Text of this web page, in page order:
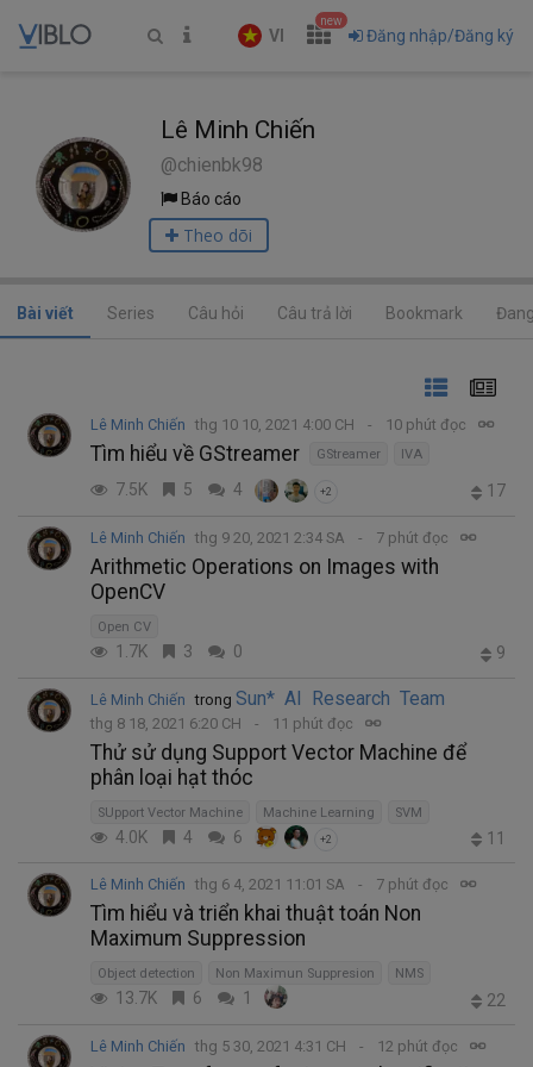
VI
new
Đăng nhập/Đăng ký
Lê Minh Chiến
@chienbk98
Báo cáo
Theo dõi
Bài viết Series Câu hỏi Câu trả lời Bookmark
Lê Minh Chiến thg 10 10, 2021 4:00 CH 10 phút đọc
Tìm hiểu về GStreamer GStreamer IVA
7.5K 5 4 +2 17
Lê Minh Chiến thg 9 20, 2021 2:34 SA 7 phút đọc
Arithmetic Operations on Images with
OpenCV
Open CV
1.7K 3 0 9
Lê Minh Chiến trong Sun* AI Research Team
thg 8 18, 2021 6:20 CH 11 phút đọc
Thử sử dụng Support Vector Machine để
phân loại hạt thóc
SUpport Vector Machine Machine Learning SVM
4.0K 4 6 +2 11
Lê Minh Chiến thg 6 4, 2021 11:01 SA 7 phút đọc
Tìm hiểu và triển khai thuật toán Non
Maximum Suppression
Object detection Non Maximun Suppresion NMS
13.7K 6 1 22
Lê Minh Chiến thg 5 30, 2021 4:31 CH 12 phút đọc